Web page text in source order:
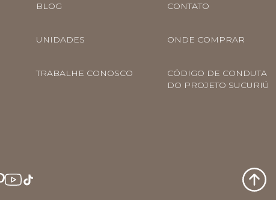
BLOG CONTATO
UNIDADES ONDE COMPRAR
TRABALHE CONOSCO
CÓDIGO DE CONDUTA
DO PROJETO SUCURIÚ